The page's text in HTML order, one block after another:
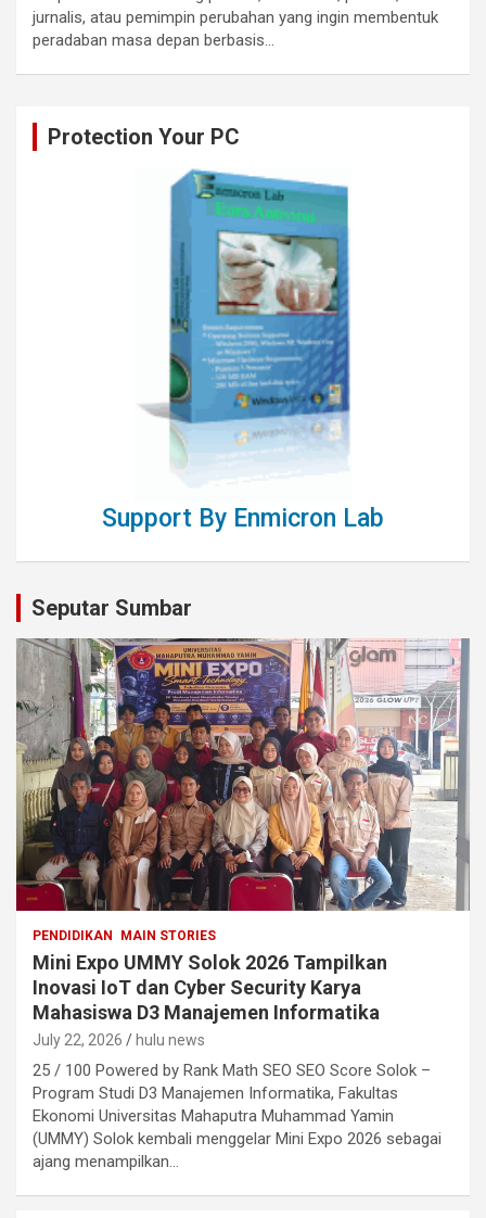
jurnalis, atau pemimpin perubahan yang ingin membentuk
peradaban masa depan berbasis…
Protection Your PC
Support By Enmicron Lab
Seputar Sumbar
PENDIDIKAN MAIN STORIES
Mini Expo UMMY Solok 2026 Tampilkan
Inovasi IoT dan Cyber Security Karya
Mahasiswa D3 Manajemen Informatika
July 22, 2026 hulu news
25 / 100 Powered by Rank Math SEO SEO Score Solok –
Program Studi D3 Manajemen Informatika, Fakultas
Ekonomi Universitas Mahaputra Muhammad Yamin
(UMMY) Solok kembali menggelar Mini Expo 2026 sebagai
ajang menampilkan…